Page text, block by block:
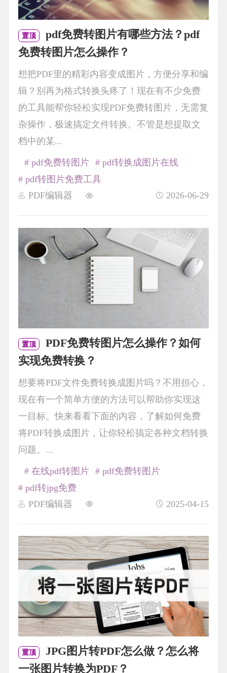
置顶
pdf免费转图片有哪些方法？pdf
免费转图片怎么操作？
想把PDF里的精彩内容变成图片，方便分享和编
辑？别再为格式转换头疼了！现在有不少免费
的工具能帮你轻松实现PDF免费转图片，无需复
杂操作，极速搞定文件转换。不管是想提取文
档中的某...
PDF编辑器 2026-06-29
# pdf免费转图片
# pdf转换成图片在线
# pdf转图片免费工具
置顶
PDF免费转图片怎么操作？如何
实现免费转换？
想要将PDF文件免费转换成图片吗？不用担心，
现在有一个简单方便的方法可以帮助你实现这
一目标。快来看看下面的内容，了解如何免费
将PDF转换成图片，让你轻松搞定各种文档转换
问题。...
PDF编辑器 2025-04-15
# 在线pdf转图片
# pdf免费转图片
# pdf转jpg免费
置顶
JPG图片转PDF怎么做？怎么将
一张图片转换为PDF？